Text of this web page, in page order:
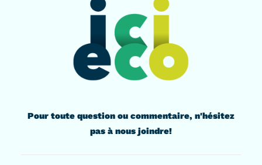
Pour toute question ou commentaire, n'hésitez
pas à nous joindre!